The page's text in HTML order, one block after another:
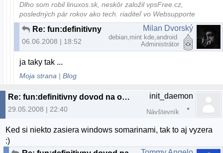
Dlho som robil linuxos.sk, neskôr založil vpsFree.cz,
posledných pár rokov ako tech. riaditeľ vo Websupporte
06.06.2008 | 18:52
Milan Dvorský
debian,mint kde,android
Administrátor
ja taky tak ...
Moja strana |Blog
Re: fun:definitivny dovod na odchod z MS:)
29.05.2008 | 22:40
init_daemon
Návštevník
Ked si niekto zasiera windows somarinami, tak to aj vyzera
:)